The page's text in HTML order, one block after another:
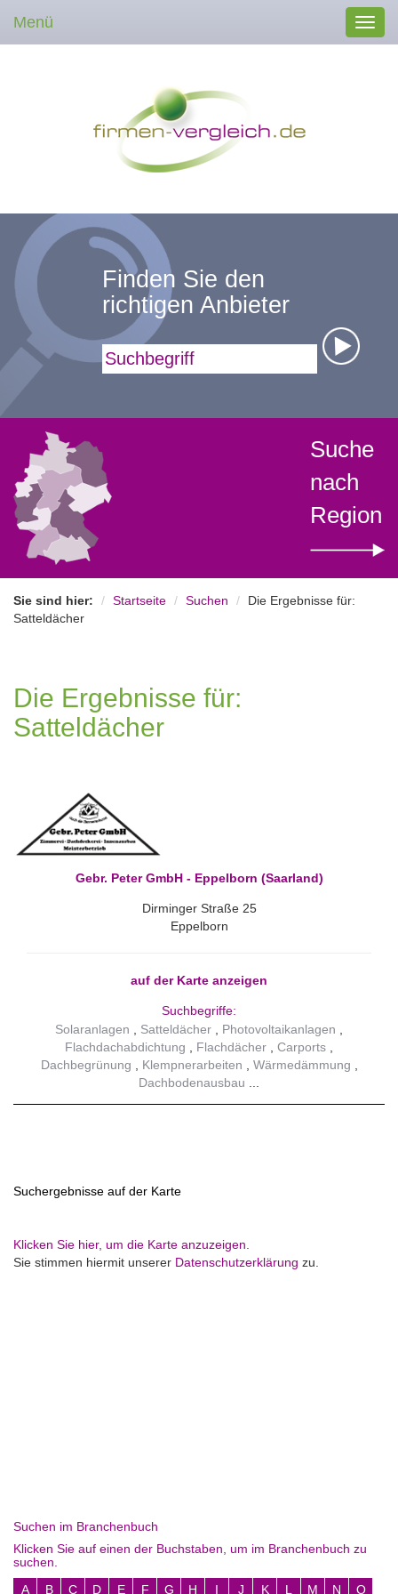
Menü
Finden Sie den
richtigen Anbieter
Suchbegriff
Suche
nach
Region
Sie sind hier: Startseite Suchen
Die Ergebnisse für:
Satteldächer
Die Ergebnisse für:
Satteldächer
Gebr. Peter GmbH - Eppelborn (Saarland)
Dirminger Straße 25
Eppelborn
auf der Karte anzeigen
Suchbegriffe:
Solaranlagen
Satteldächer
Photovoltaikanlagen
Flachdachabdichtung
Flachdächer
Carports
Dachbegrünung
Klempnerarbeiten
Wärmedämmung
Dachbodenausbau
Suchergebnisse auf der Karte
Klicken Sie hier, um die Karte anzuzeigen.
Sie stimmen hiermit unserer Datenschutzerklärung zu.
Suchen im Branchenbuch
Klicken Sie auf einen der Buchstaben, um im Branchenbuch zu
suchen.
A
B C D E F G H I J K L M N O